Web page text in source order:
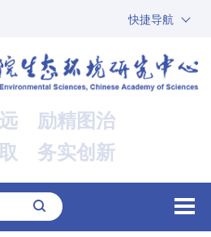
快捷导航
ARP
邮箱
励精图治
务实创新